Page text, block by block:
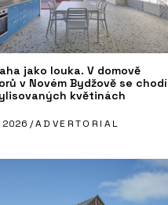
jako louka. V domově
v Novém Bydžově se chodí
květinách
2026 /ADVERTORIAL